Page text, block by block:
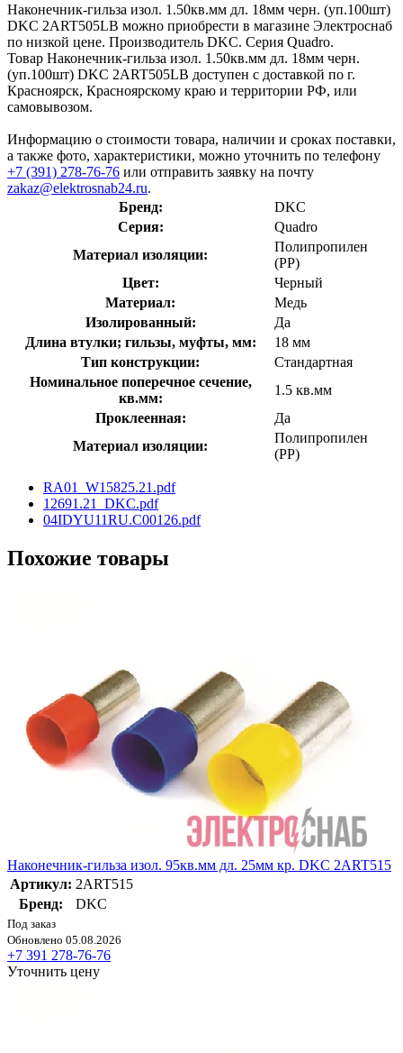
Наконечник-гильза изол. 1.50кв.мм дл. 18мм черн. (уп.100шт)
DKC 2ART505LB можно приобрести в магазине Электроснаб
по низкой цене. Производитель DKC. Серия Quadro.
Товар Наконечник-гильза изол. 1.50кв.мм дл. 18мм черн.
(уп.100шт) DKC 2ART505LB доступен с доставкой по г.
Красноярск, Красноярскому краю и территории РФ, или
самовывозом.
Информацию о стоимости товара, наличии и сроках поставки,
а также фото, характеристики, можно уточнить по телефону
+7 (391) 278-76-76 или отправить заявку на почту
zakaz@elektrosnab24.ru.
Бренд:
DKC
Серия:
Quadro
Материал изоляции:
Полипропилен
(PP)
Цвет:
Черный
Материал:
Медь
Изолированный:
Да
Длина втулки; гильзы, муфты, мм:
18 мм
Тип конструкции:
Стандартная
Номинальное поперечное сечение,
кв.мм:
1.5 кв.мм
Проклеенная:
Да
Материал изоляции:
Полипропилен
(PP)
RA01_W15825.21.pdf
12691.21_DKC.pdf
04IDYU11RU.C00126.pdf
Похожие товары
Наконечник-гильза изол. 95кв.мм дл. 25мм кр. DKC 2ART515
Артикул: 2ART515
Бренд:
DKC
Под заказ
Обновлено 05.08.2026
+7 391 278-76-76
Уточнить цену